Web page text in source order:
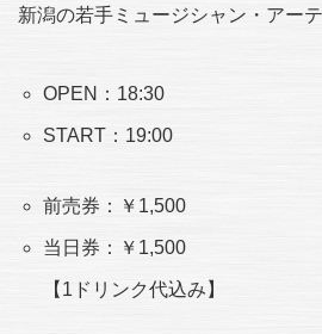
新潟の若手ミュージシャン・アー
OPEN：18:30
START：19:00
前売券：￥1,500
当日券：￥1,500
【1ドリンク代込み】